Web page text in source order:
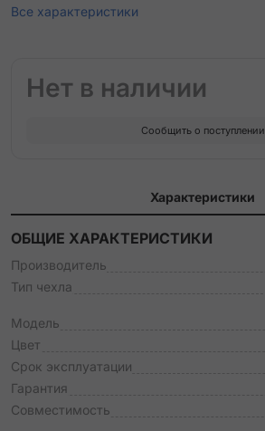
Все характеристики
Нет в наличии
Сообщить о поступлении
Характеристики
ОБЩИЕ ХАРАКТЕРИСТИКИ
Производитель
Тип чехла
Модель
Цвет
Срок эксплуатации
Гарантия
Совместимость